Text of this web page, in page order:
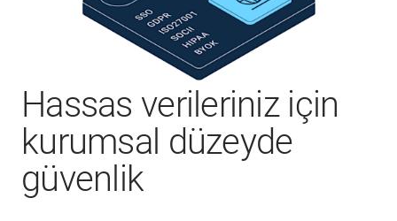
Hassas verileriniz için
kurumsal düzeyde
güvenlik